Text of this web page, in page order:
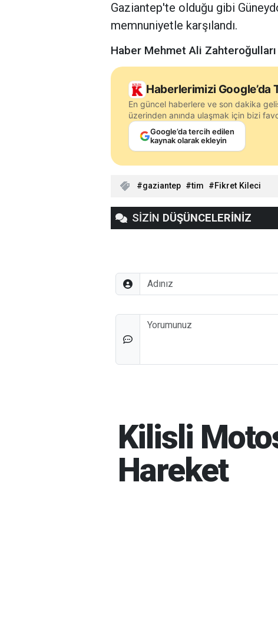
Gaziantep'te olduğu gibi
memnuniyetle karşılandı.
Haber Mehmet Ali Zahteroğulları
Haberlerimizi Google’da
En güncel haberlere ve son dakika
üzerinden anında ulaşmak için bizi
Google’da tercih edilen
kaynak olarak ekleyin
gaziantep tim Fikret Kileci
SİZİN DÜŞÜNCELERİNİZ
Adınız
Düşünceleriniz
Kilisli
Hareket